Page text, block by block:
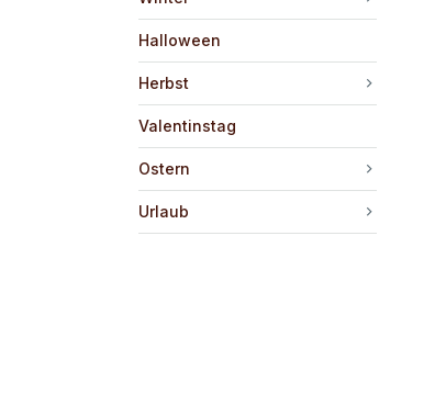
Halloween
Herbst
Valentinstag
Ostern
Urlaub